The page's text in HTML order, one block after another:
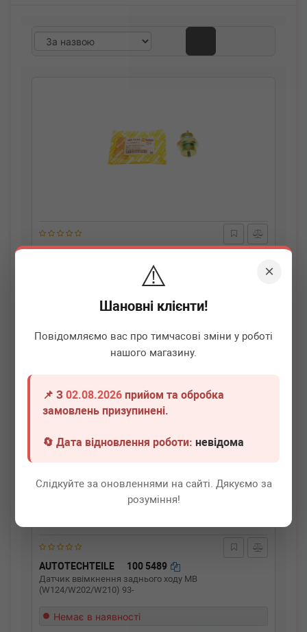
×
⚠️
Шановні клієнти!
Повідомляємо вас про тимчасові зміни у роботі
нашого магазину.
📌 З02.08.2026 прийом та обробка
замовлень призупинені.
🔄 Дата відновлення роботи:невідома
Слідкуйте за оновленнями на сайті. Дякуємо за
розуміння!
AUTOTECHTEILE 100 5454
Датчик увімкнення заднього ходу MB Sprinter/VW LT
96- (M30x1.5/M27x1) (5454)
Немає в наявності
Докладніше
AUTOTECHTEILE 100 5489
Датчик ввімкнення заднього ходу MB
(W124/W202/W210) 93-
Немає в наявності